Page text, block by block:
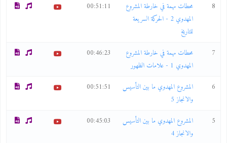
محطات مهمة في خارطة المشروع
المهدوي 2 - الحركة السريعة
للتاريخ
00:51:11
محطات مهمة في خارطة المشروع
المهدوي 1 - علامات الظهور
00:46:23
المشروع المهدوي ما بين التأسيس
والانجاز 5
00:51:51
المشروع المهدوي ما بين التأسيس
والانجاز 4
00:45:03